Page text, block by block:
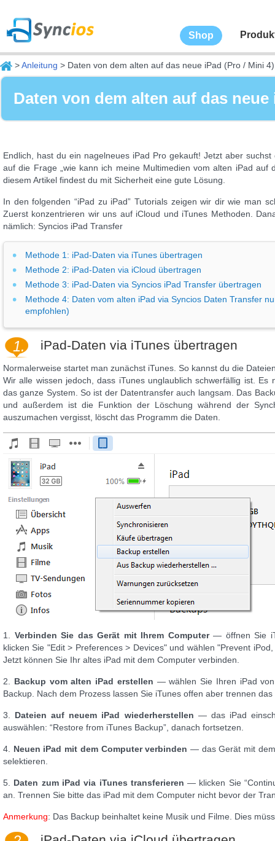
Shop
>Anleitung > Daten von dem alten auf das neue iPad (Pro / Mini
Daten von dem alten auf das
Endlich, hast du ein nagelneues iPad Pro gekauft! Jetzt aber
auf die Frage „wie kann ich meine Multimedien vom alten iPad auf
diesem Artikel findest du mit Sicherheit eine gute Lösung.
In den folgenden “iPad zu iPad” Tutorials zeigen wir dir wie man
Zuerst konzentrieren wir uns auf iCloud und iTunes Methoden.
nämlich: Syncios iPad Transfer
Methode 1: iPad-Daten via iTunes übertragen
Methode 2: iPad-Daten via iCloud übertragen
Methode 3: iPad-Daten via Syncios iPad Transfer übertragen
Methode 4: Daten vom alten iPad via Syncios Daten Transfer
empfohlen)
1. iPad-Daten via iTunes übertragen
Normalerweise startet man zunächst iTunes. So kannst du die
Wir alle wissen jedoch, dass iTunes unglaublich schwerfällig ist.
das ganze System. So ist der Datentransfer auch langsam. Das
und außerdem ist die Funktion der Löschung während der
auszumachen vergisst, löscht das Programm die Daten.
1. Verbinden Sie das Gerät mit Ihrem Computer— öffnen Sie
klicken Sie "Edit > Preferences > Devices" und wählen "Prevent
Jetzt können Sie Ihr altes iPad mit dem Computer verbinden.
2. Backup vom alten iPad erstellen — wählen Sie Ihren iPad
Backup. Nach dem Prozess lassen Sie iTunes offen aber trennen
3. Dateien auf neuem iPad wiederherstellen — das iPad
auswählen: “Restore from iTunes Backup”, danach fortsetzen.
4. Neuen iPad mit dem Computer verbinden — das Gerät mit
selektieren.
5. Daten zum iPad via iTunes transferieren — klicken Sie
an. Trennen Sie bitte das iPad mit dem Computer nicht bevor der
Anmerkung: Das Backup beinhaltet keine Musik und Filme. Dies